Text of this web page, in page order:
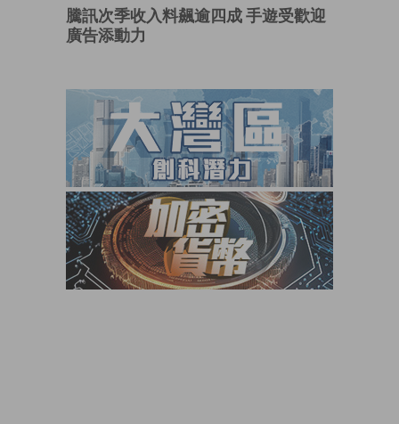
騰訊次季收入料飆逾四成 手遊受歡迎
廣告添動力